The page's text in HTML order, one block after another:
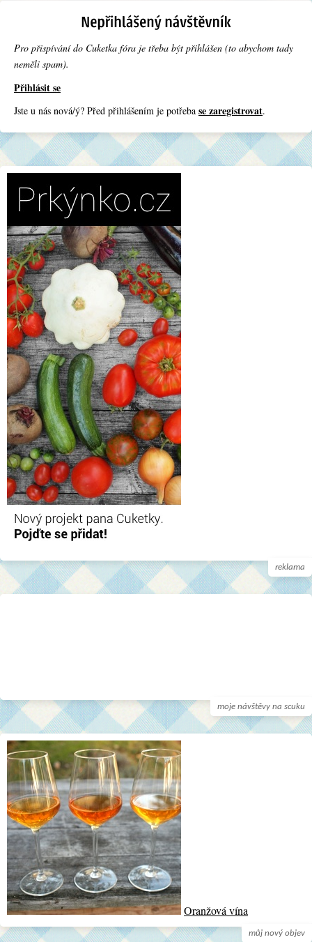
Pro přispívání do Cuketka fóra je třeba být přihlášen (to abychom tady
neměli spam).
Přihlásit se
Jste u nás nová/ý? Před přihlášením je potřeba se zaregistrovat.
reklama
moje návštěvy na scuku
můj nový objev
Oranžová vína